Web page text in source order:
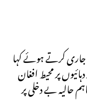
کرتے ہوئے کہا
پر محیط افغان
حالیہ بے دخلی پر